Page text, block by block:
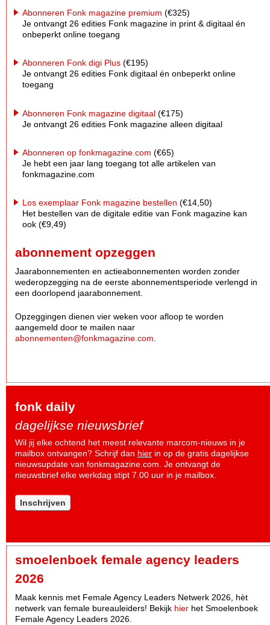
Abonneren Fonk magazine premium (€325)
Je ontvangt 26 edities Fonk magazine in print & digitaal én
onbeperkt online toegang
Abonneren Fonk digi Plus (€195)
Je ontvangt 26 edities Fonk digitaal én onbeperkt online
toegang
Abonneren Fonk magazine digitaal (€175)
Je ontvangt 26 edities Fonk magazine alleen digitaal
Abonneren op fonkmagazine.com (€65)
Je hebt een jaar lang toegang tot alle artikelen van
fonkmagazine.com
Los exemplaar Fonk magazine bestellen (€14,50)
Het bestellen van de digitale editie van Fonk magazine kan
ook (€9,49)
abonnement opzeggen
Jaarabonnementen en actieabonnementen worden zonder
wederopzegging na de eerste abonnementsperiode verlengd in
een doorlopend jaarabonnement.
Opzeggingen dienen vier weken voor afloop te worden
aangemeld door te mailen naar
abonnementen@fonkmagazine.com
fonk daily
dagelijkse nieuwsbrief
Wil jij elke ochtend het meest relevante marcom-nieuws in je
mailbox ontvangen? Schrijf dan hier in op de gratis dagelijkse
nieuwsupdate van fonkmagazine.com. Je ontvangt de
nieuwsbrief elke werkdag stipt 7.00 uur in je mailbox.
Inschrijven
smoelenboek female agency leaders
2026
Maak kennis met Female Agency Leaders Netwerk 2026, hèt
netwerk van female bureauleiders! Bekijk hier het Smoelenboek
Female Agency Leaders 2026.